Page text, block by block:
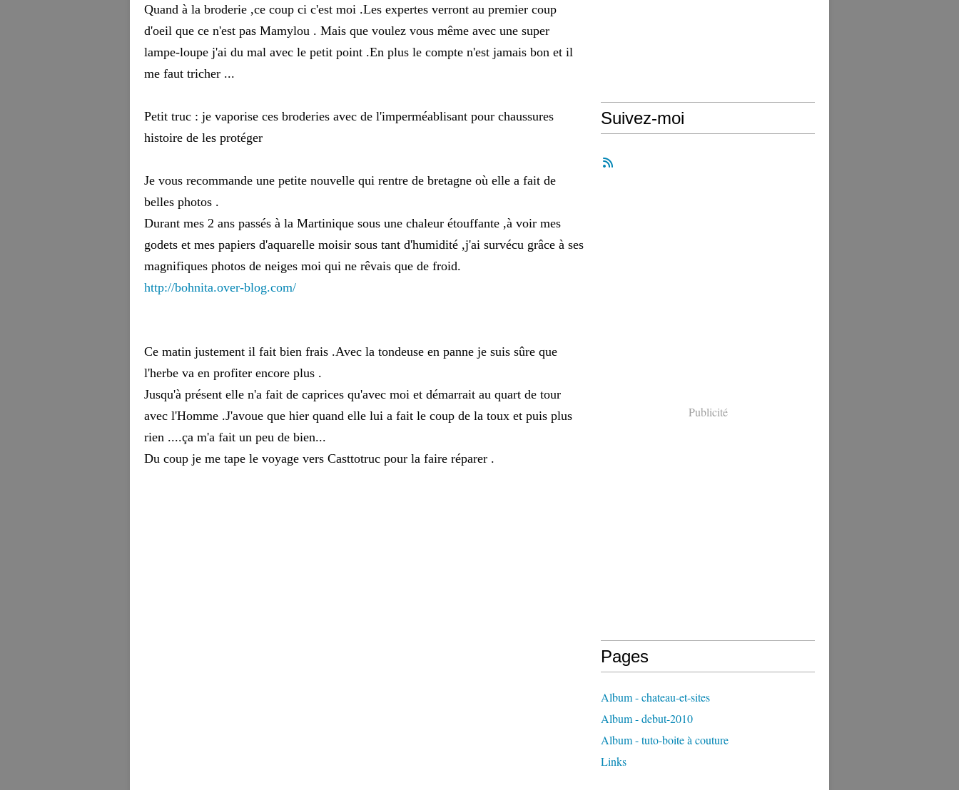
Quand à la broderie ,ce coup ci c'est moi .Les expertes verront au premier coup
d'oeil que ce n'est pas Mamylou . Mais que voulez vous même avec une super
lampe-loupe j'ai du mal avec le petit point .En plus le compte n'est jamais bon et il
me faut tricher ...
Petit truc : je vaporise ces broderies avec de l'imperméablisant pour chaussures
histoire de les protéger
Je vous recommande une petite nouvelle qui rentre de bretagne où elle a fait de
belles photos .
Durant mes 2 ans passés à la Martinique sous une chaleur étouffante ,à voir mes
godets et mes papiers d'aquarelle moisir sous tant d'humidité ,j'ai survécu grâce à ses
magnifiques photos de neiges moi qui ne rêvais que de froid.
http://bohnita.over-blog.com/
Ce matin justement il fait bien frais .Avec la tondeuse en panne je suis sûre que
l'herbe va en profiter encore plus .
Jusqu'à présent elle n'a fait de caprices qu'avec moi et démarrait au quart de tour
avec l'Homme .J'avoue que hier quand elle lui a fait le coup de la toux et puis plus
rien ....ça m'a fait un peu de bien...
Du coup je me tape le voyage vers Casttotruc pour la faire réparer .
Suivez-moi
Publicité
Pages
Album - chateau-et-sites
Album - debut-2010
Album - tuto-boite à couture
Links